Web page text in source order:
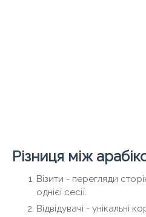
Різниця між
Візити - перегляди
однієї сесії.
Відвідувачі - унікальні